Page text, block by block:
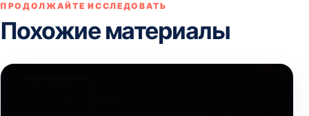
ПРОДОЛЖАЙТЕ ИССЛЕДОВАТЬ
Похожие материалы